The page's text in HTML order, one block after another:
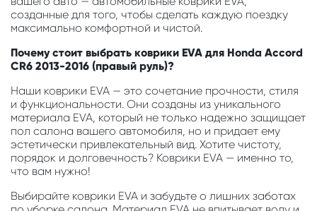
созданные для того, чтобы сделать каждую поездку
максимально комфортной и чистой.
Почему стоит выбрать коврики EVA для Honda Accord
CR6 2013-2016 (правый руль)?
Наши коврики EVA — это сочетание прочности, стиля
и функциональности. Они созданы из уникального
материала EVA, который не только надежно защищает
пол салона вашего автомобиля, но и придает ему
эстетически привлекательный вид. Хотите чистоту,
порядок и долговечность? Коврики EVA — именно то,
что вам нужно!
Выбирайте коврики EVA и забудьте о лишних заботах